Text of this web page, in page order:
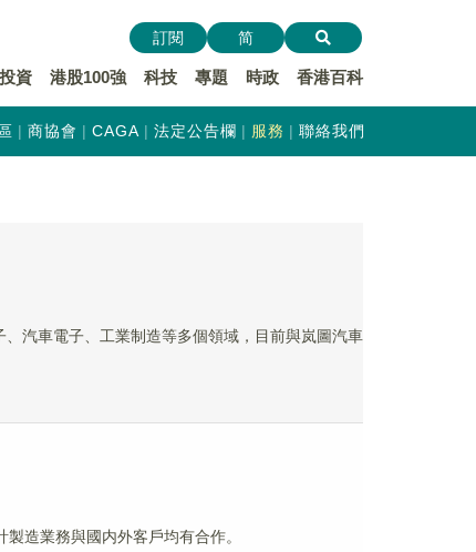
投資 港股100強 科技 專題 時政 香港百科
訂閱 简
商協會 CAGA 法定公告欄 服務 聯絡我們
汽車電子、工業制造等多個領域，目前與岚圖汽車
造業務與國内外客戶均有合作。